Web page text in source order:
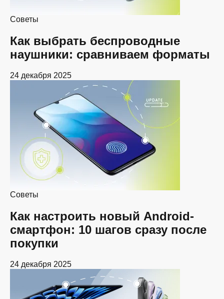
Советы
Как выбрать беспроводные
наушники: сравниваем форматы
24 декабря 2025
Советы
Как настроить новый Android-
смартфон: 10 шагов сразу после
покупки
24 декабря 2025